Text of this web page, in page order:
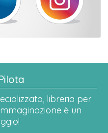
libreria per
è un